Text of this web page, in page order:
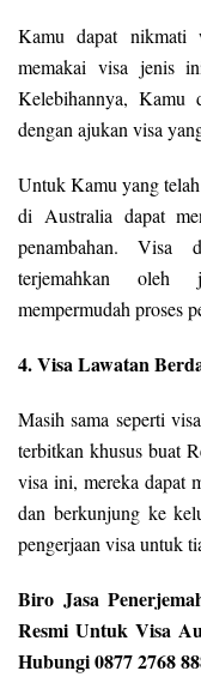
Kamu dapat nikmati
memakai visa jenis
Kelebihannya, Kamu
dengan ajukan visa
Untuk Kamu yang
di Australia dapat
penambahan. Visa
terjemahkan oleh
mempermudah proses
4. Visa Lawatan
Masih sama seperti
terbitkan khusus buat
visa ini, mereka dapat
dan berkunjung ke
pengerjaan visa untuk
Biro Jasa
Resmi Untuk Visa
Hubungi 0877 2768